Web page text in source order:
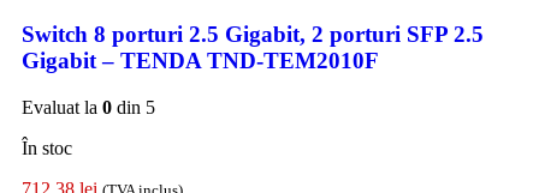
Switch 8 porturi 2.5 Gigabit, 2 porturi SFP 2.5
Gigabit – TENDA TND-TEM2010F
Evaluat la 0 din 5
În stoc
712,38 lei